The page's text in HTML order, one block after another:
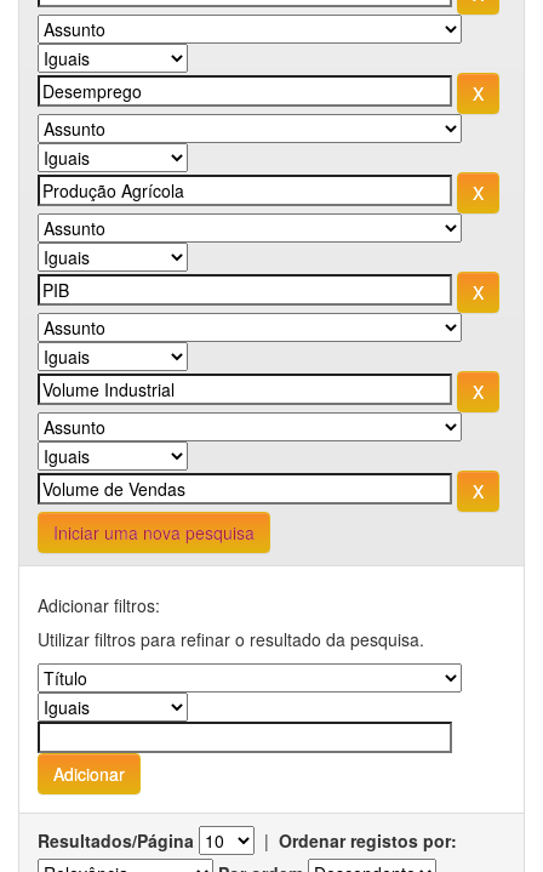
Iniciar uma nova pesquisa
Adicionar filtros:
Utilizar filtros para refinar o resultado da pesquisa.
Resultados/Página | Ordenar registos por: